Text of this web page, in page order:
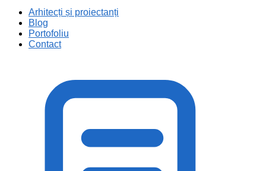
Arhitecți și proiectanți
Blog
Portofoliu
Contact